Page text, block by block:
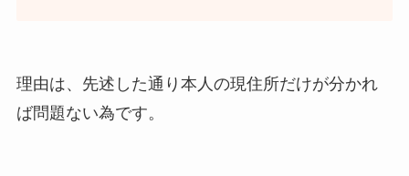
理由は、先述した通り本人の現住所だけが分かれ
ば問題ない為です。